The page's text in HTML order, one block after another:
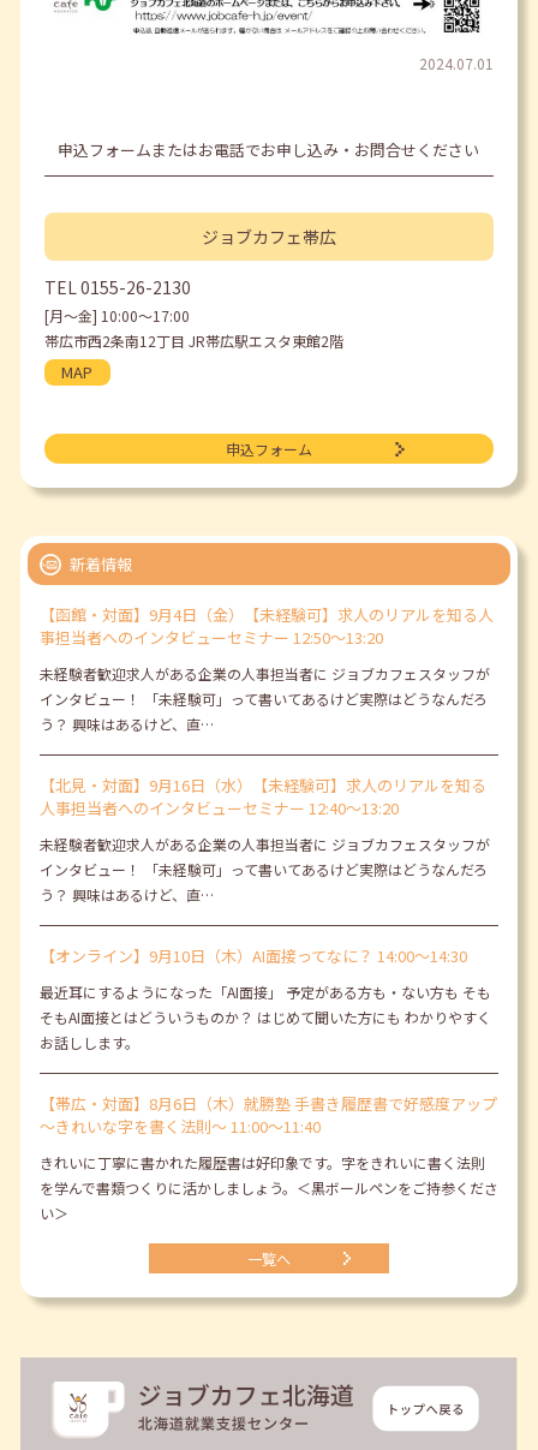
2024.07.01
申込フォームまたはお電話でお申し込み・お問合せください
ジョブカフェ帯広
TEL 0155-26-2130
[月〜金] 10:00〜17:00
帯広市西2条南12丁目 JR帯広駅エスタ東館2階
MAP
申込フォーム
新着情報
【函館・対面】9月4日（金）【未経験可】求人のリアルを知る人
事担当者へのインタビューセミナー 12:50～13:20
未経験者歓迎求人がある企業の人事担当者に ジョブカフェスタッフが
インタビュー！ 「未経験可」って書いてあるけど実際はどうなんだろ
う？ 興味はあるけど、直…
【北見・対面】9月16日（水）【未経験可】求人のリアルを知る
人事担当者へのインタビューセミナー 12:40～13:20
未経験者歓迎求人がある企業の人事担当者に ジョブカフェスタッフが
インタビュー！ 「未経験可」って書いてあるけど実際はどうなんだろ
う？ 興味はあるけど、直…
【オンライン】9月10日（木）AI面接ってなに？ 14:00～14:30
最近耳にするようになった「AI面接」 予定がある方も・ない方も そも
そもAI面接とはどういうものか？ はじめて聞いた方にも わかりやすく
お話しします。
【帯広・対面】8月6日（木）就勝塾 手書き履歴書で好感度アップ
～きれいな字を書く法則～ 11:00～11:40
きれいに丁寧に書かれた履歴書は好印象です。字をきれいに書く法則
を学んで書類つくりに活かしましょう。＜黒ボールペンをご持参くださ
い＞
一覧へ